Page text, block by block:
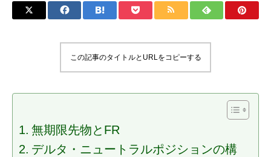
この記事のタイトルとURLをコピーする
無期限先物とFR
デルタ・ニュートラルポジションの構